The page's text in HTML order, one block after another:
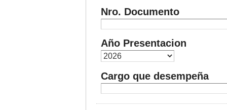
Nro. Documento
Año Presentacion
Cargo que desempeña